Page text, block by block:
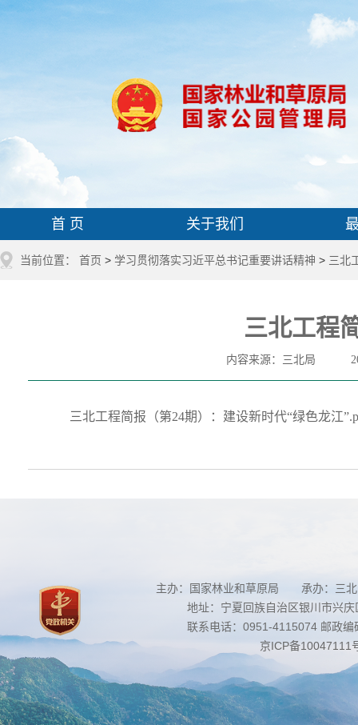
首 页 关于我们
当前位置： 首页 > 学习贯彻落实习近平总书记重要讲话精神 > 三北
三北工程
内容来源：三北局
三北工程简报（第24期）：建设新时代“绿色龙江
主办：国家林业和草原局 承办：三北
地址：宁夏回族自治区银川市兴
联系电话：0951-4115074 邮政
京ICP备10047111